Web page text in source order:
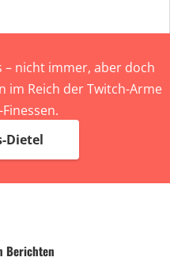
– nicht immer, aber doch
im Reich der Twitch-Arme
Dietel
Berichten